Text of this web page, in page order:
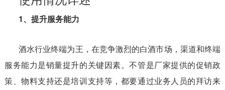
1、提升服务能力
酒水行业终端为王，在竞争激烈的白酒市场，渠道和终端
服务能力是销量提升的关键因素。不管是厂家提供的促销政
策、物料支持还是培训支持等，都要通过业务人员的拜访来